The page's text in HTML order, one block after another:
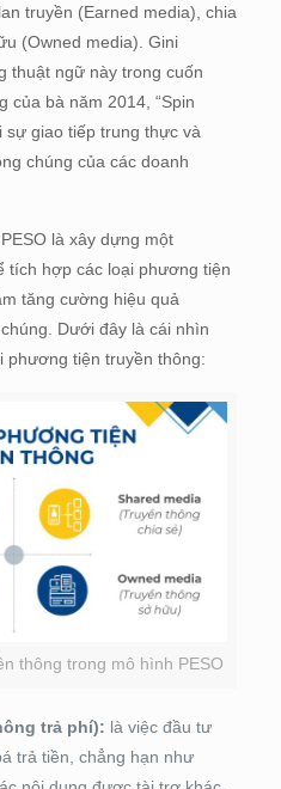
truyền (Earned media), chia
(Owned media). Gini
thuật ngữ này trong cuốn
của bà năm 2014, “Spin
sự giao tiếp trung thực và
chúng của các doanh
là xây dựng một
tích hợp các loại phương tiện
tăng cường hiệu quả
Dưới đây là cái nhìn
phương tiện truyền thông:
thông trong mô hình PESO
trả phí): là việc đầu tư
trả tiền, chẳng hạn như